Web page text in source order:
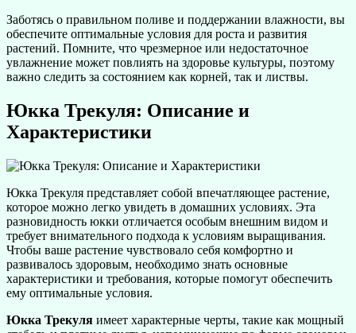
Заботясь о правильном поливе и поддержании влажности, вы
обеспечите оптимальные условия для роста и развития
растений. Помните, что чрезмерное или недостаточное
увлажнение может повлиять на здоровье культуры, поэтому
важно следить за состоянием как корней, так и листвы.
Юкка Трекуля: Описание и
Характеристики
Юкка Трекуля представляет собой впечатляющее растение,
которое можно легко увидеть в домашних условиях. Эта
разновидность юкки отличается особым внешним видом и
требует внимательного подхода к условиям выращивания.
Чтобы ваше растение чувствовало себя комфортно и
развивалось здоровым, необходимо знать основные
характеристики и требования, которые помогут обеспечить
ему оптимальные условия.
Юкка Трекуля имеет характерные черты, такие как мощный